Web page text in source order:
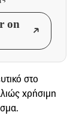
on
στο
χρήσιμη